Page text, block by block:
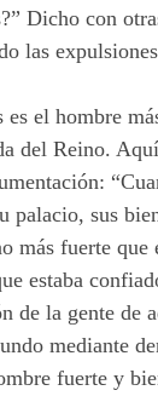
Dicho con
las
es el hombre
del Reino.
palacio, sus
más fuerte
estaba
de la gente de
mediante
fuerte y